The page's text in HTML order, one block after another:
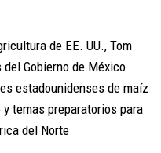
de EE. UU., Tom
Gobierno de México
estadounidenses de maíz
temas preparatorios para
del Norte